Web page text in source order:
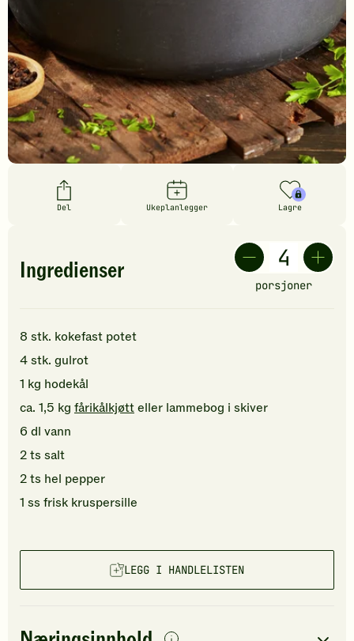
Del Ukeplanlegger Lagre
Ingredienser
porsjoner
8 stk. kokefast potet
4stk. gulrot
1 kg hodekål
ca. 1,5 kg fårikålkjøtteller lammebog i skiver
6 dl vann
2ts salt
2ts hel pepper
1 ss frisk kruspersille
LEGG I HANDLELISTEN